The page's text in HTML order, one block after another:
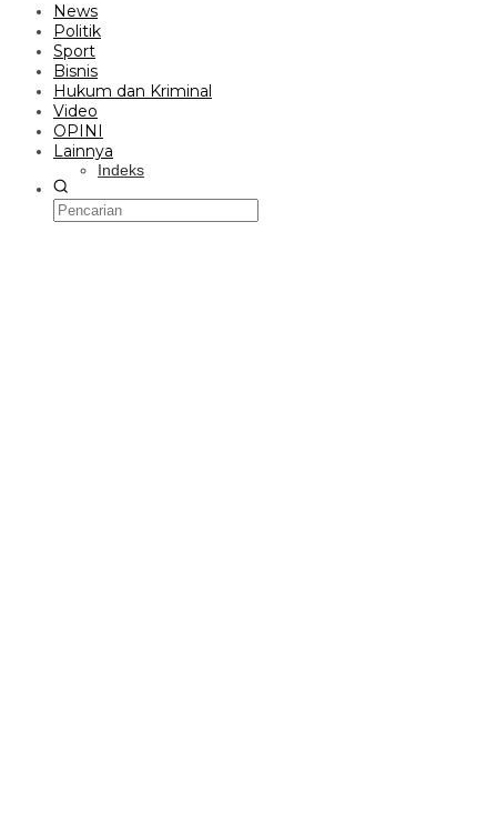
News
Politik
Sport
Bisnis
Hukum dan Kriminal
Video
OPINI
Lainnya
Indeks